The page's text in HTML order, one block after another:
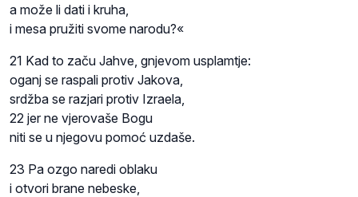
a može li dati i kruha,
i mesa pružiti svome narodu?«
21 Kad to začu Jahve, gnjevom usplamtje:
oganj se raspali protiv Jakova,
srdžba se razjari protiv Izraela,
22 jer ne vjerovaše Bogu
niti se u njegovu pomoć uzdaše.
23 Pa ozgo naredi oblaku
i otvori brane nebeske,